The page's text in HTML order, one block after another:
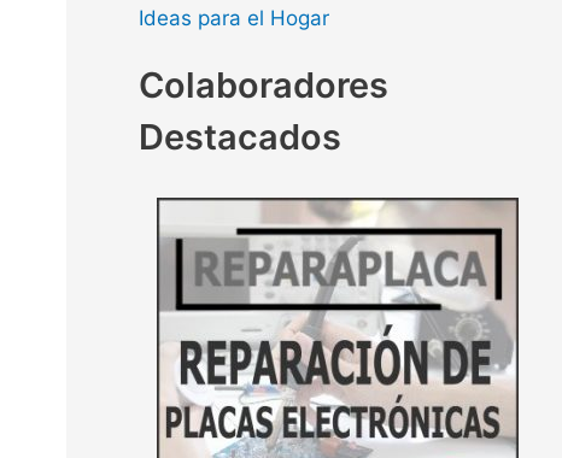
Ideas para el Hogar
Colaboradores
Destacados